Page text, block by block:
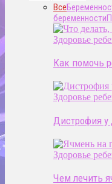
Все
беременности
Здоровье
Как помочь
Здоровье
Дистрофия у
Здоровье
Чем лечить